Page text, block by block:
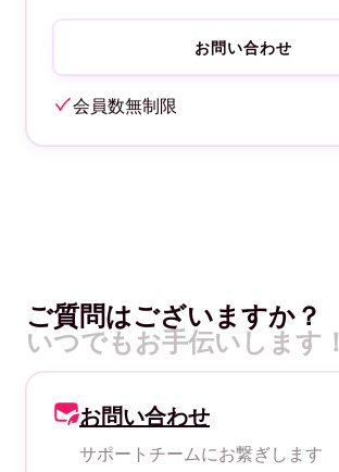
お問い合わせ
会員数無制限
ご質問はございますか？
いつでもお手伝いします！
お問い合わせ
サポートチームにお繋ぎします